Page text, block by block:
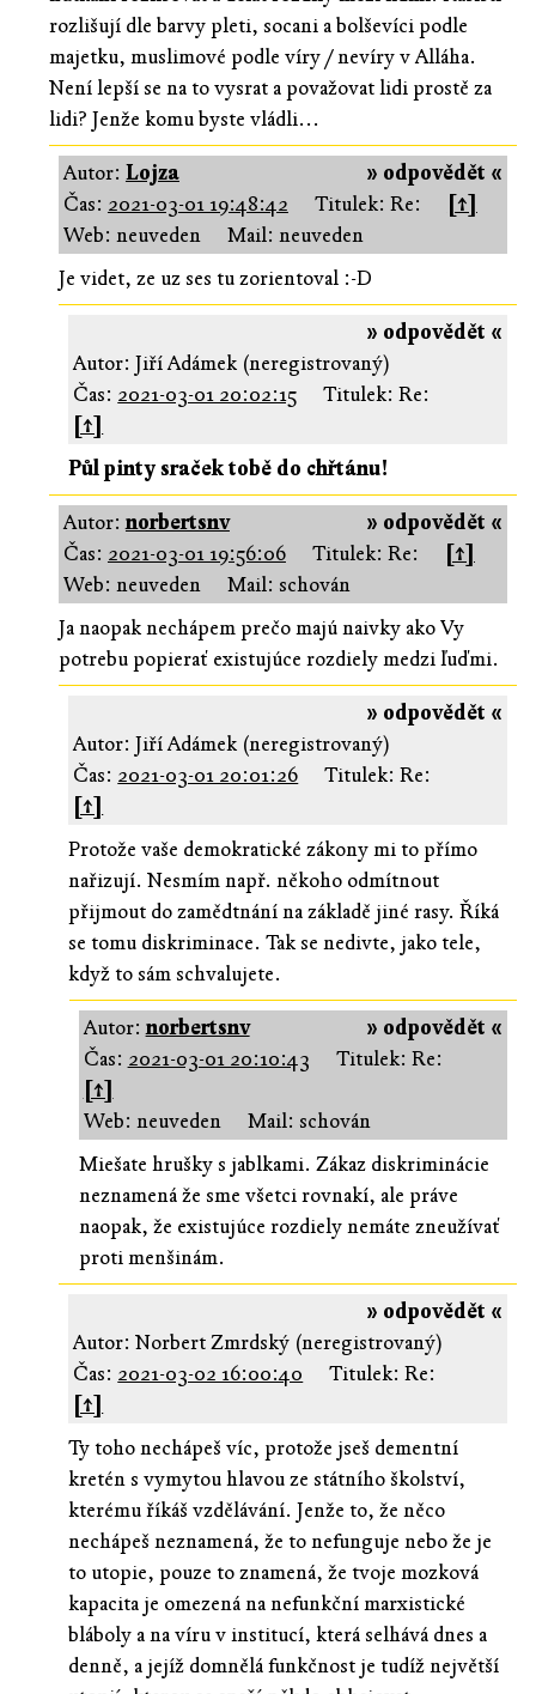
rozlišují dle barvy pleti, socani a bolševíci podle
majetku, muslimové podle víry / nevíry v Alláha.
Není lepší se na to vysrat a považovat lidi prostě za
lidi? Jenže komu byste vládli...
» odpovědět «
Autor: Lojza
Čas: 2021-03-01 19:48:42 Titulek: Re:
[↑]
Web: neuveden
Mail: neuveden
Je videt, ze uz ses tu zorientoval :-D
» odpovědět «
Autor: Jiří Adámek (neregistrovaný)
Čas: 2021-03-01 20:02:15
Titulek: Re:
[↑]
Půl pinty sraček tobě do chřtánu!
» odpovědět «
Autor:norbertsnv
Čas: 2021-03-01 19:56:06 Titulek: Re:
[↑]
Web: neuveden
Mail: schován
Ja naopak nechápem prečo majú naivky ako Vy
potrebu popierať existujúce rozdiely medzi ľuďmi.
» odpovědět «
Autor: Jiří Adámek (neregistrovaný)
Čas: 2021-03-01 20:01:26
Titulek: Re:
[↑]
Protože vaše demokratické zákony mi to přímo
nařizují. Nesmím např. někoho odmítnout
přijmout do zamědtnání na základě jiné rasy. Říká
se tomu diskriminace. Tak se nedivte, jako tele,
když to sám schvalujete.
» odpovědět «
Autor:norbertsnv
Čas: 2021-03-01 20:10:43
Titulek: Re:
[↑]
Web: neuveden
Mail: schován
Miešate hrušky s jablkami. Zákaz diskriminácie
neznamená že sme všetci rovnakí, ale práve
naopak, že existujúce rozdiely nemáte zneužívať
proti menšinám.
» odpovědět «
Autor: Norbert Zmrdský (neregistrovaný)
Čas: 2021-03-02 16:00:40
Titulek: Re:
[↑]
Ty toho nechápeš víc, protože jseš dementní
kretén s vymytou hlavou ze státního školství,
kterému říkáš vzdělávání. Jenže to, že něco
nechápeš neznamená, že to nefunguje nebo že je
to utopie, pouze to znamená, že tvoje mozková
kapacita je omezená na nefunkční marxistické
bláboly a na víru v institucí, která selhává dnes a
denně, a jejíž domnělá funkčnost je tudíž největší